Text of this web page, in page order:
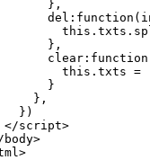
},
del : function (
this . txts .
},
clear : function
this . txts =
}
},
})
</script>
body>
>